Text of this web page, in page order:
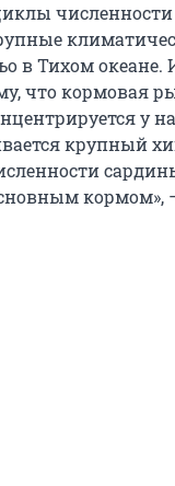
численности
в Тихом
что кормовая
у
крупный
кормом»,